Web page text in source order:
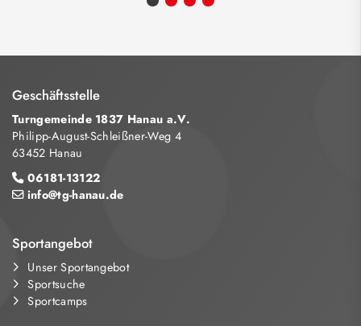
Geschäftsstelle
Turngemeinde 1837 Hanau a.V.
Philipp-August-Schleißner-Weg 4
63452 Hanau
06181-13122
info@tg-hanau.de
Sportangebot
Unser Sportangebot
Sportsuche
Sportcamps